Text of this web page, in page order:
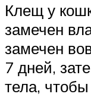
Клещ у
замечен
замечен
7 дней,
тела,